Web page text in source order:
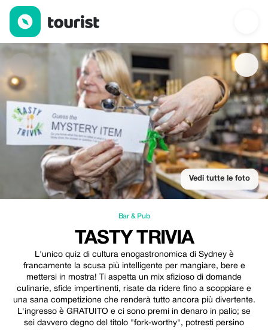
Tasty Trivia — Bar & Pub | Up to 100% off | Tourist
Vedi tutte le foto
Bar & Pub
TASTY TRIVIA
L'unico quiz di cultura enogastronomica di Sydney è
francamente la scusa più intelligente per mangiare, bere e
mettersi in mostra! Ti aspetta un mix sfizioso di domande
culinarie, sfide impertinenti, risate da ridere fino a scoppiare e
una sana competizione che renderà tutto ancora più divertente.
L'ingresso è GRATUITO e ci sono premi in denaro in palio; se
sei davvero degno del titolo "fork-worthy", potresti persino